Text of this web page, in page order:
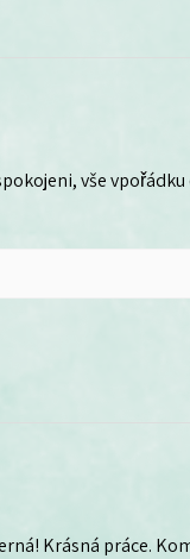
vše
Krásná práce.